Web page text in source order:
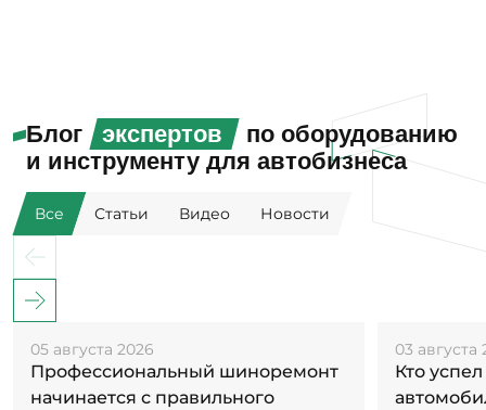
Блог экспертов
по оборудованию
и инструменту для автобизнеса
Все Статьи Видео Новости
05 августа 2026
Профессиональный шиноремонт
начинается с правильного
03 августа
Кто